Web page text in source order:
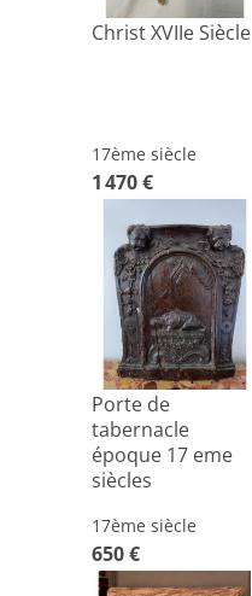
Christ XVIIe Siècle
17ème siècle
1 470 €
Porte de
tabernacle
époque 17 eme
siècles
17ème siècle
650 €